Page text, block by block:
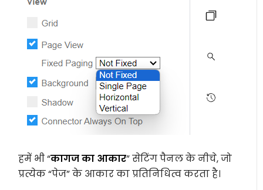
हमें भी “कागज का आकार” सेटिंग पैनल के नीचे, जो
प्रत्येक “पेज” के आकार का प्रतिनिधित्व करता है।